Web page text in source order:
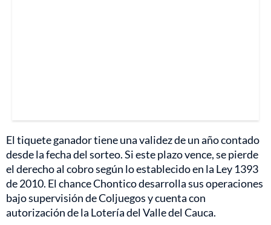
El tiquete ganador tiene una validez de un año contado
desde la fecha del sorteo. Si este plazo vence, se pierde
el derecho al cobro según lo establecido en la Ley 1393
de 2010. El chance Chontico desarrolla sus operaciones
bajo supervisión de Coljuegos y cuenta con
autorización de la Lotería del Valle del Cauca.